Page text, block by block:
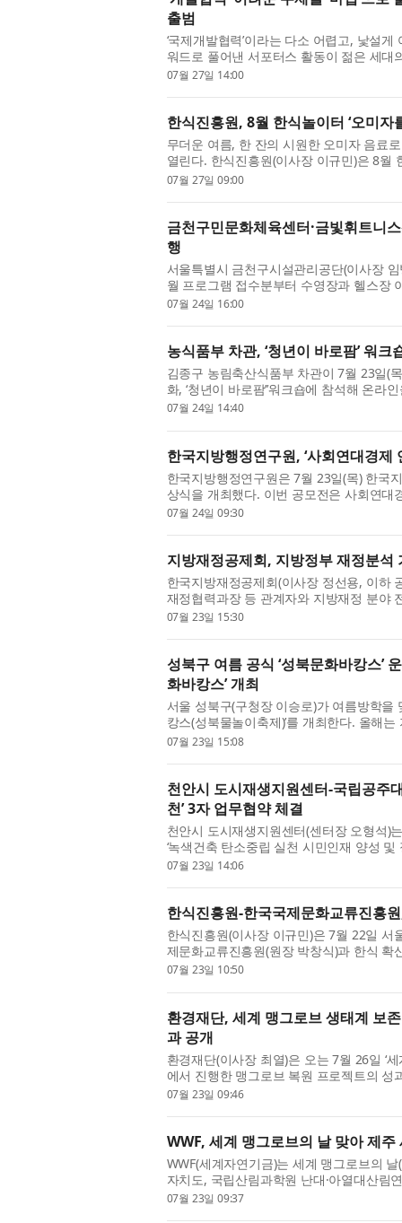
출범
‘국제개발협력’이라는 다소 어렵고, 낯설
워드로 풀어낸 서포터스 활동이 젊은 세대
난 24일 오후 경기도 성남시 코이카 본부
07월 27일 14:00
한식진흥원, 8월 한식놀이터 ‘오미자
무더운 여름, 한 잔의 시원한 오미자 음료
열린다. 한식진흥원(이사장 이규민)은 8월
험’을 운영한다. 이번 체험은 우리나라 전
07월 27일 09:00
금천구민문화체육센터·금빛휘트니
행
서울특별시 금천구시설관리공단(이사장
월 프로그램 접수분부터 수영장과 헬스장
제도 시행을 위해 문화비 소득공제 결제
07월 24일 16:00
농식품부 차관, ‘청년이 바로팜’ 워
김종구 농림축산식품부 차관이 7월 23일(
화, ‘청년이 바로팜’’워크숍에 참석해 온
은 온라인 판매에 관심과 열정을 가진 청
07월 24일 14:40
한국지방행정연구원, ‘사회연대경제
한국지방행정연구원은 7월 23일(목) 한국
상식을 개최했다. 이번 공모전은 사회연
지역사회 현안 해결을 위한 정책적 활용
07월 24일 09:30
지방재정공제회, 지방정부 재정분
한국지방재정공제회(이사장 정선용, 이하
재정협력과장 등 관계자와 지방재정 분야
현지실사단 발대식’을 개최했다. 지방재정
07월 23일 15:30
성북구 여름 공식 ‘성북문화바캉스’
화바캉스’ 개최
서울 성북구(구청장 이승로)가 여름방학을
캉스(성북물놀이축제)’를 개최한다. 올해
초등학교 운동장과 유휴공간을 대형 물놀
07월 23일 15:08
천안시 도시재생지원센터-국립공주
천’ 3자 업무협약 체결
천안시 도시재생지원센터(센터장 오형석)
‘녹색건축 탄소중립 실천 시민인재 양성
기관 간담회를 개최했다고 밝혔다. 이번
07월 23일 14:06
한식진흥원-한국국제문화교류진흥
한식진흥원(이사장 이규민)은 7월 22일
제문화교류진흥원(원장 박창식)과 한식
결했다. 이번 협약은 국내외 문화행사와
07월 23일 10:50
환경재단, 세계 맹그로브 생태계 보
과 공개
환경재단(이사장 최열)은 오는 7월 26일 ‘
에서 진행한 맹그로브 복원 프로젝트의 성
브 생태계의 중요성을 알리고, 보호와 복
07월 23일 09:46
WWF, 세계 맹그로브의 날 맞아 제
WWF(세계자연기금)는 세계 맹그로브의
자치도, 국립산림과학원 난대·아열대산림
를 구축하고 다자간 협력을 본격 추진한다
07월 23일 09:37